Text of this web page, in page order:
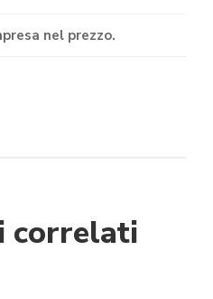
nel prezzo.
correlati